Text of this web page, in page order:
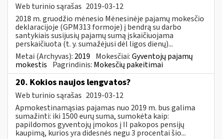
Web turinio sąrašas 2019-03-12
2018 m. gruodžio mėnesio Mėnesinėje pajamų mokesčio
deklaracijoje (GPM313 formoje) į bendrą su darbo
santykiais susijusių pajamų sumą įskaičiuojama
perskaičiuota (t. y. sumažėjusi dėl ligos dienų)...
Metai (Archyvas): 2019 Mokesčiai:Gyventojų pajamų
mokestis Pagrindinis: Mokesčių pakeitimai
20. Kokios naujos lengvatos?
Web turinio sąrašas 2019-03-12
Apmokestinamąsias pajamas nuo 2019 m. bus galima
sumažinti: iki 1500 eurų suma, sumokėta kaip:
papildomos gyventojų įmokos į II pakopos pensijų
kaupimą, kurios yra didesnės negu 3 procentai šio...